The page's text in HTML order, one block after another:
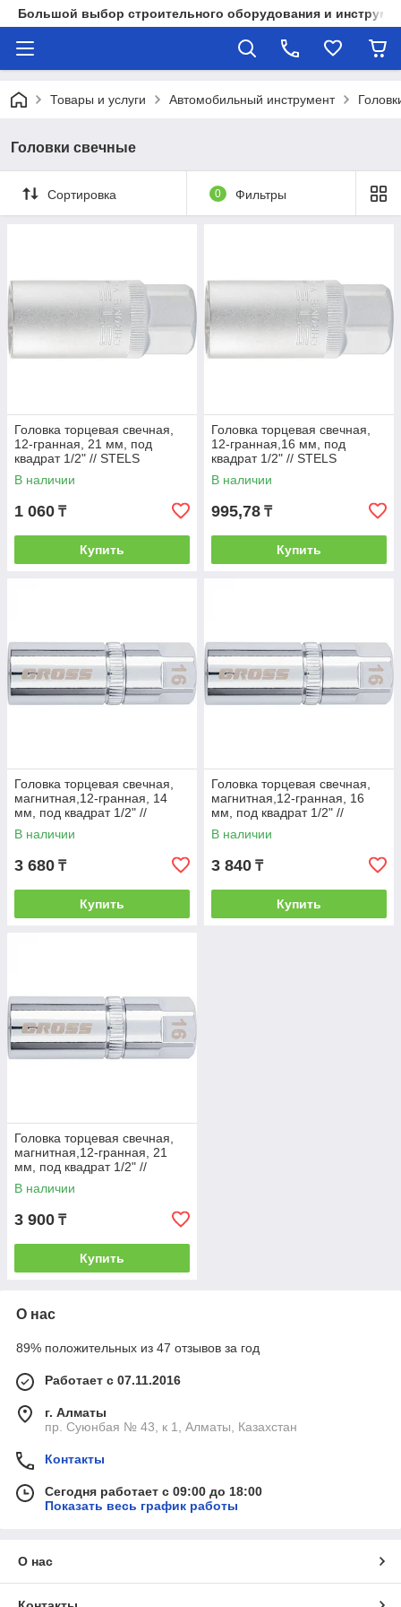
Большой выбор строительного оборудования и
Товары и услуги Автомобильный инструмент
Головки свечные
Сортировка 0 Фильтры
Головка торцевая свечная,
12-гранная, 21 мм, под
квадрат 1/2" // STELS
В наличии
1 060 ₸
Купить
Головка торцевая свечная,
12-гранная,16 мм, под
квадрат 1/2" // STELS
В наличии
995,78 ₸
Купить
Головка торцевая свечная,
магнитная,12-гранная, 14
мм, под квадрат 1/2" //
GROSS
В наличии
3 680 ₸
Купить
Головка торцевая свечная,
магнитная,12-гранная, 16
мм, под квадрат 1/2" //
GROSS
В наличии
3 840 ₸
Купить
Головка торцевая свечная,
магнитная,12-гранная, 21
мм, под квадрат 1/2" //
GROSS
В наличии
3 900 ₸
Купить
О нас
89% положительных из 47 отзывов за год
Работает с 07.11.2016
г. Алматы
пр. Суюнбая № 43, к 1, Алматы, Казахстан
Контакты
Сегодня работает с 09:00 до 18:00
Показать весь график работы
О нас